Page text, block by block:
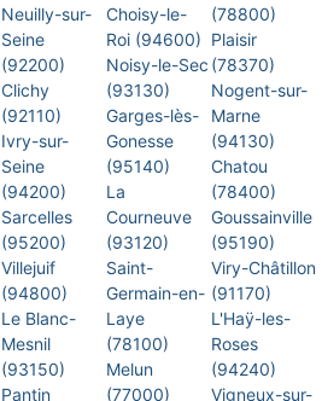
Neuilly-sur-
Seine
(92200)
Clichy
(92110)
Ivry-sur-
Seine
(94200)
Sarcelles
(95200)
Villejuif
(94800)
Le Blanc-
Mesnil
(93150)
Pantin
Choisy-le-
Roi (94600)
Noisy-le-Sec
(93130)
Garges-lès-
Gonesse
(95140)
La
Courneuve
(93120)
Saint-
Germain-en-
Laye
(78100)
Melun
(77000)
(78800)
Plaisir
(78370)
Nogent-sur-
Marne
(94130)
Chatou
(78400)
Goussainville
(95190)
Viry-Châtillon
(91170)
L'Haÿ-les-
Roses
(94240)
Vigneux-sur-